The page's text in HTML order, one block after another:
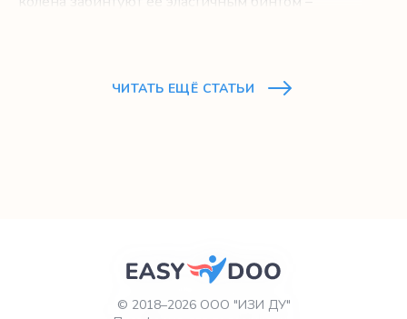
ЧИТАТЬ ЕЩЁ СТАТЬИ
© 2018–2026 ООО "ИЗИ ДУ"